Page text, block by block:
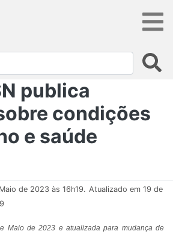
publica
condições
e saúde
de 2023 às 16h19. Atualizado em 19 de
Maio de 2023 e atualizada para mudança de